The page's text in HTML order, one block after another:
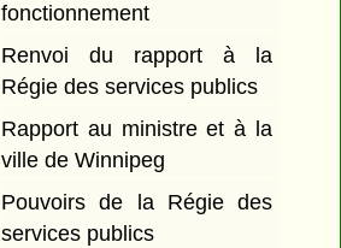
fonctionnement
Renvoi du rapport à la
Régie des services publics
Rapport au ministre et à la
ville de Winnipeg
Pouvoirs de la Régie des
services publics